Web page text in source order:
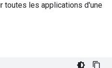
toutes les applications d'une